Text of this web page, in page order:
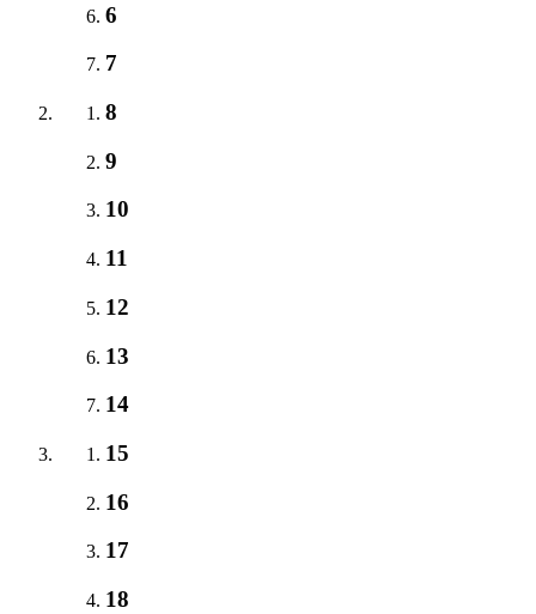
6
7
8
9
10
11
12
13
14
15
16
17
18